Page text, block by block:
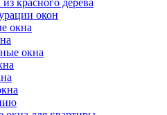
красного дерева
окон
окна
окна